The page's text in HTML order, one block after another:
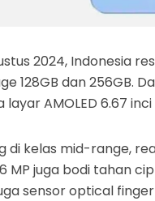
2024, Indonesia
128GB dan 256GB.
AMOLED 6.67
di kelas mid-range,
MP juga bodi tahan
sensor optical